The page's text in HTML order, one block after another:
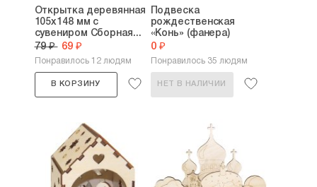
Открытка деревянная
105х148 мм с
сувениром Сборная...
79 ₽ 69 ₽
Понравилось 12 людям
В КОРЗИНУ
Подвеска
рождественская
«Конь» (фанера)
0 ₽
Понравилось 35 людям
НЕТ В НАЛИЧИИ